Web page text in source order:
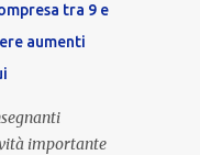
tra 9 e
aumenti
importante